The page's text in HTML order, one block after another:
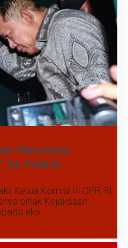
Harusnya
ke Febrie
Ketua Komisi III DPR RI
pihak Kejaksaan
eks...